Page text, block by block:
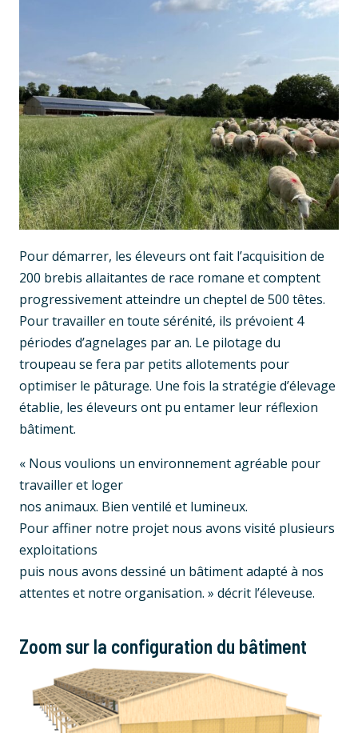
Pour démarrer, les éleveurs ont fait l’acquisition de
200 brebis allaitantes de race romane et comptent
progressivement atteindre un cheptel de 500 têtes.
Pour travailler en toute sérénité, ils prévoient 4
périodes d’agnelages par an. Le pilotage du
troupeau se fera par petits allotements pour
optimiser le pâturage. Une fois la stratégie d’élevage
établie, les éleveurs ont pu entamer leur réflexion
bâtiment.
« Nous voulions un environnement agréable pour
travailler et loger
nos animaux. Bien ventilé et lumineux.
Pour affiner notre projet nous avons visité plusieurs
exploitations
puis nous avons dessiné un bâtiment adapté à nos
attentes et notre organisation. » décrit l’éleveuse.
Zoom sur la configuration du bâtiment